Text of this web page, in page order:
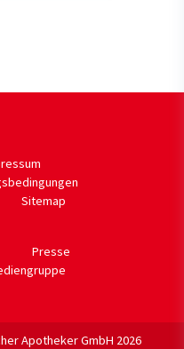
Sitemap
Presse
Apotheker GmbH 2026